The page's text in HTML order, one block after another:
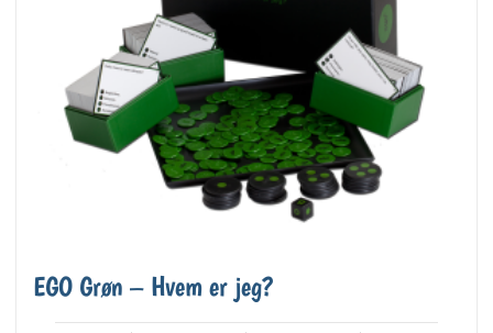
EGO Grøn – Hvem er jeg?